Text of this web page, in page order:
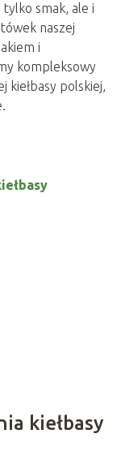
smak, ale i
naszej
i
kompleksowy
kiełbasy polskiej,
kiełbasy